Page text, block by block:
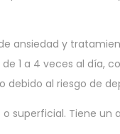
ansiedad y
1 a 4 veces al día,
debido al riesgo de
superficial. Tiene